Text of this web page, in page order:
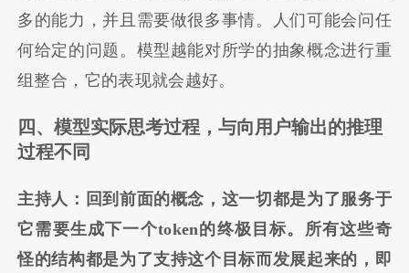
多的能力，并且需要做很多事情。人们可能会问任
何给定的问题。模型越能对所学的抽象概念进行重
组整合，它的表现就会越好。
四、模型实际思考过程，与向用户输出的推理
过程不同
主持人：回到前面的概念，这一切都是为了服务于
它需要生成下一个token的终极目标。所有这些奇
怪的结构都是为了支持这个目标而发展起来的，即